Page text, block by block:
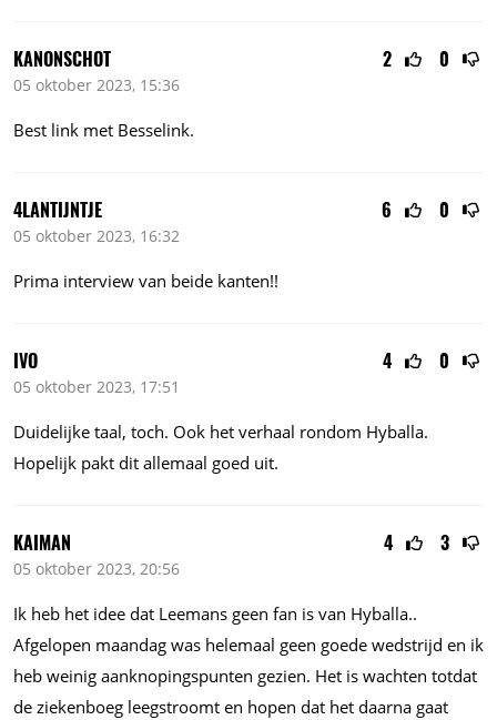
2 0
KANONSCHOT
05 oktober 2023, 15:36
Best link met Besselink.
6 0
4LANTIJNTJE
05 oktober 2023, 16:32
Prima interview van beide kanten!!
4 0
IVO
05 oktober 2023, 17:51
Duidelijke taal, toch. Ook het verhaal rondom Hyballa.
Hopelijk pakt dit allemaal goed uit.
4 3
KAIMAN
05 oktober 2023, 20:56
Ik heb het idee dat Leemans geen fan is van Hyballa..
Afgelopen maandag was helemaal geen goede wedstrijd en ik
heb weinig aanknopingspunten gezien. Het is wachten totdat
de ziekenboeg leegstroomt en hopen dat het daarna gaat